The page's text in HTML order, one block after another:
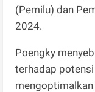
(Pemilu) dan
2024.
Poengky
terhadap